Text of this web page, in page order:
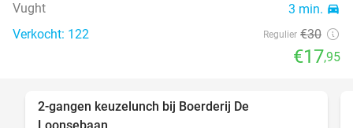
Vught 3 min. directions_car
Verkocht: 122 Regulier €30
€17,95
2-gangen keuzelunch bij Boerderij De